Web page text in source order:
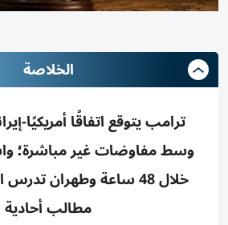
الخلاصة
ترامب يتوقع اتفاقًا أمريكيًا-
وسط مفاوضات غير مباشرة؛
خلال 48 ساعة وطهران
مطالب أحادية